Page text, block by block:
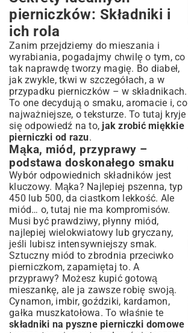
stwardniały?
Pierniczki w tradycji i na prezent: Więcej
niż tylko ciastka
Podsumowanie: Radość z pieczenia
prostych pierniczków
pierniczków: Składniki i
ich rola
Zanim przejdziemy do mieszania i
wyrabiania, pogadajmy chwilę o tym, co
tak naprawdę tworzy magię. Bo diabeł,
jak zwykle, tkwi w szczegółach, a w
przypadku pierniczków – w składnikach.
To one decydują o smaku, aromacie i, co
najważniejsze, o teksturze. To tutaj kryje
się odpowiedź na to, jak zrobić miękkie
pierniczki od razu.
Mąka, miód, przyprawy –
podstawa doskonałego smaku
Wybór odpowiednich składników jest
kluczowy. Mąka? Najlepiej pszenna, typ
450 lub 500, da ciastkom lekkość. Ale
miód… o, tutaj nie ma kompromisów.
Musi być prawdziwy, płynny miód,
najlepiej wielokwiatowy lub gryczany,
jeśli lubisz intensywniejszy smak.
Sztuczny miód to zbrodnia przeciwko
pierniczkom, zapamiętaj to. A
przyprawy? Możesz kupić gotową
mieszankę, ale ja zawsze robię swoją.
Cynamon, imbir, goździki, kardamon,
gałka muszkatołowa. To właśnie te
składniki na pyszne pierniczki domowe